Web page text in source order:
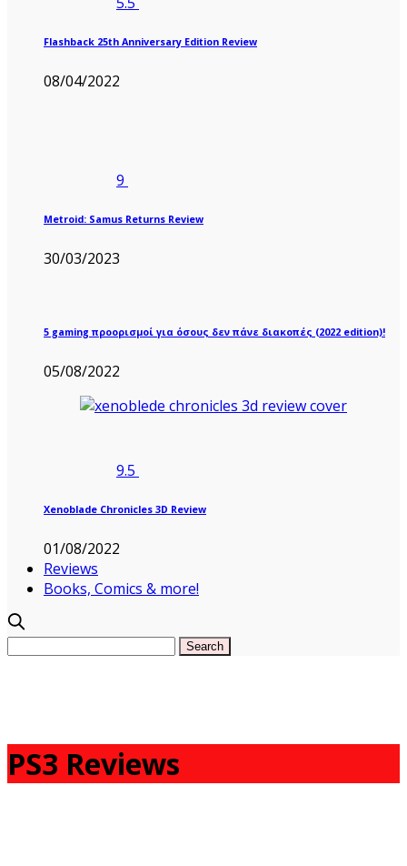
Flashback 25th Anniversary Edition Review
08/04/2022
9
Metroid: Samus Returns Review
30/03/2023
5 gaming προορισμοί για όσους δεν πάνε διακοπές (2022 edition)!
05/08/2022
9.5
Xenoblade Chronicles 3D Review
01/08/2022
Reviews
Books, Comics & more!
PS3 Reviews